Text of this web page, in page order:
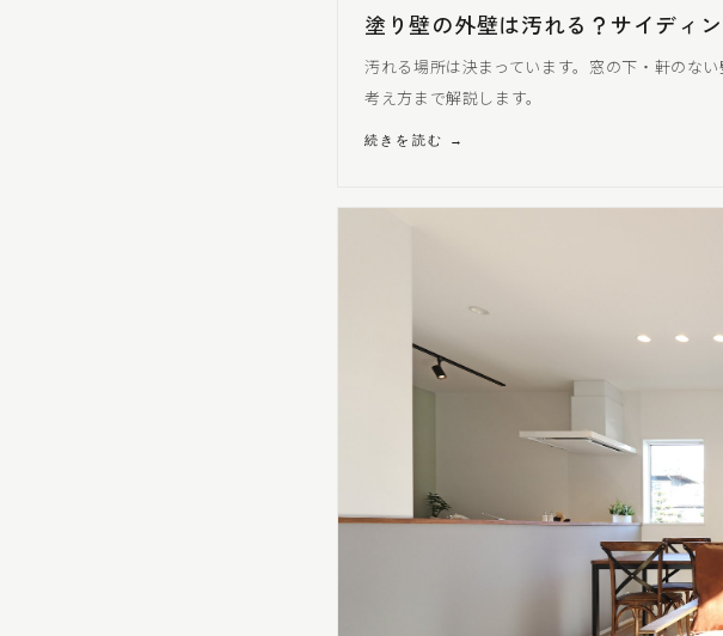
塗り壁の外壁は汚れる？サイディ
汚れる場所は決まっています。窓の下・軒のな
考え方まで解説します。
続きを読む →